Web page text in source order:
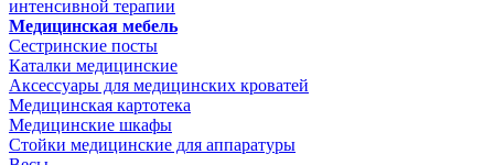
интенсивной терапии
Медицинская мебель
Сестринские посты
Каталки медицинские
Аксессуары для медицинских кроватей
Медицинская картотека
Медицинские шкафы
Стойки медицинские для аппаратуры